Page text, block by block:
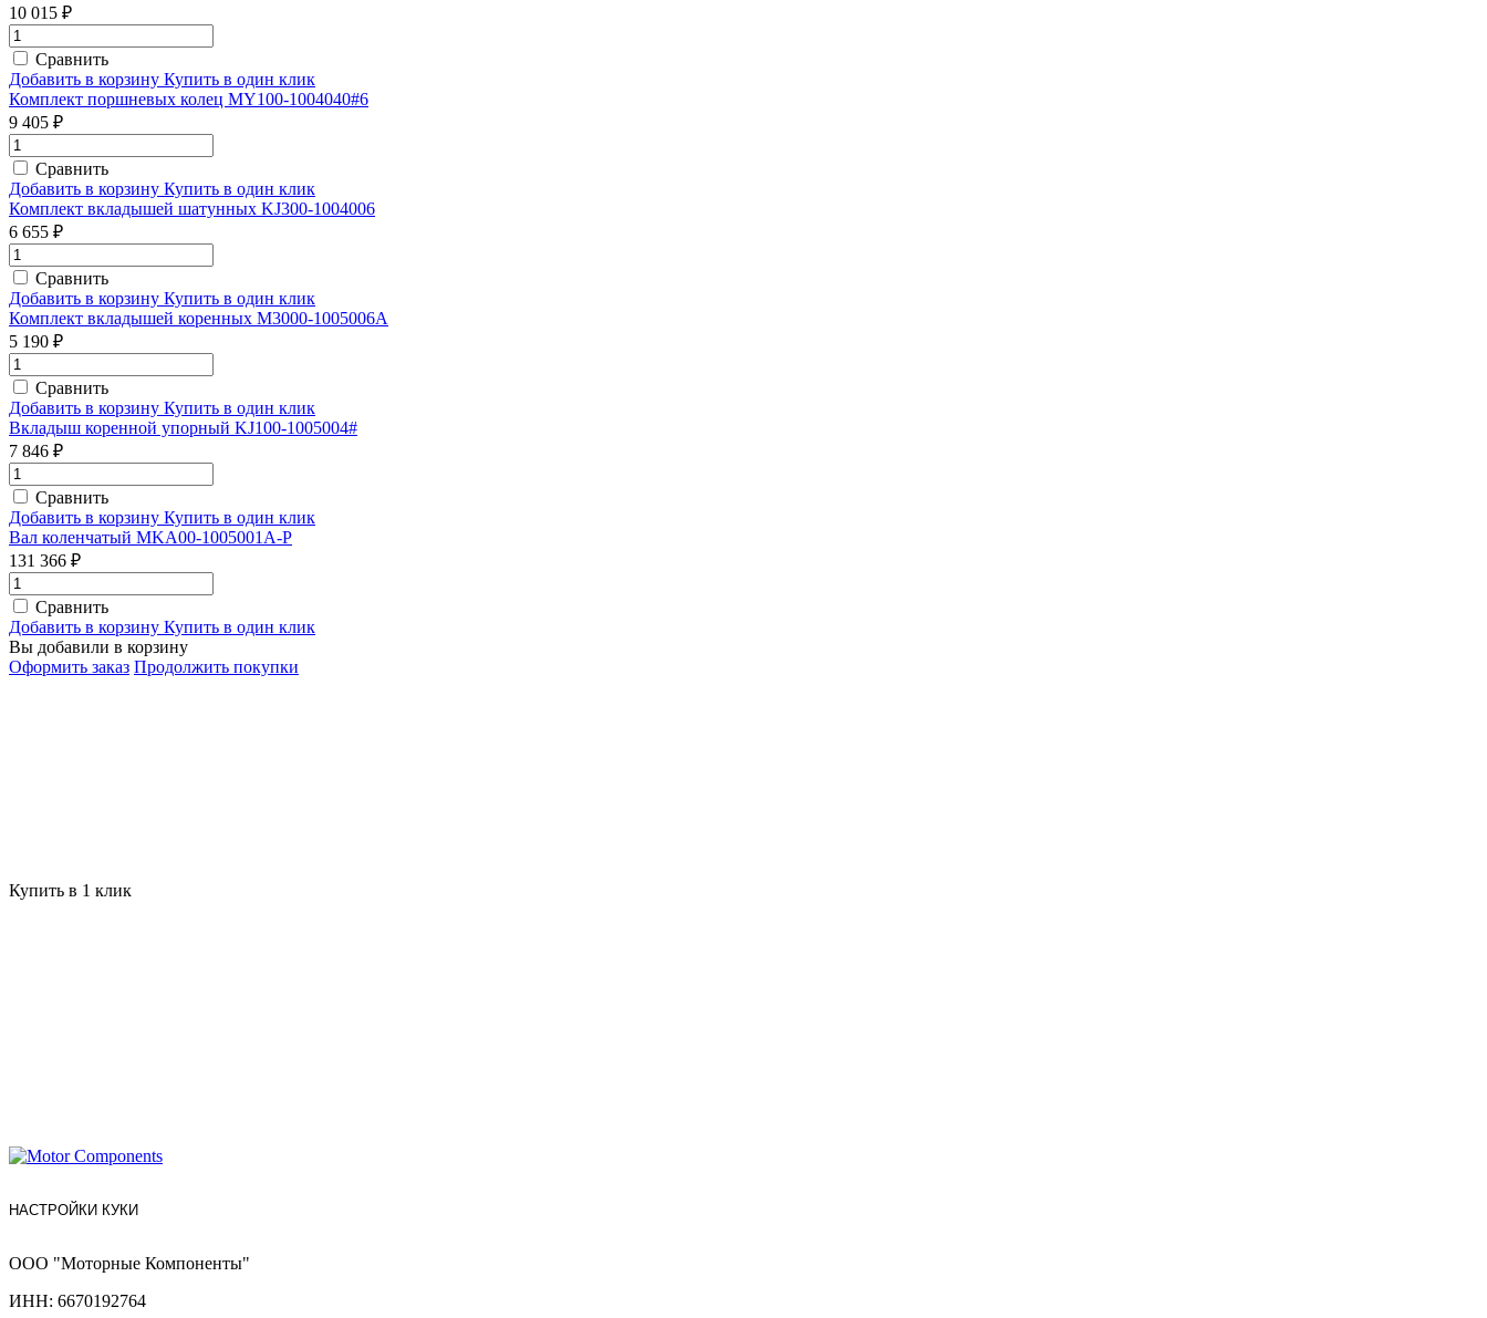
10 015 ₽
Сравнить
Добавить в корзину Купить в один клик
Комплект поршневых колец MY100-1004040#6
9 405 ₽
Сравнить
Добавить в корзину Купить в один клик
Комплект вкладышей шатунных KJ300-1004006
6 655 ₽
Сравнить
Добавить в корзину Купить в один клик
Комплект вкладышей коренных M3000-1005006A
5 190 ₽
Сравнить
Добавить в корзину Купить в один клик
Вкладыш коренной упорный KJ100-1005004#
7 846 ₽
Сравнить
Добавить в корзину Купить в один клик
Вал коленчатый MKA00-1005001A-P
131 366 ₽
Сравнить
Добавить в корзину Купить в один клик
Вы добавили в корзину
Оформить заказ Продолжить покупки
Купить в 1 клик
НАСТРОЙКИ КУКИ
ООО "Моторные Компоненты"
ИНН: 6670192764